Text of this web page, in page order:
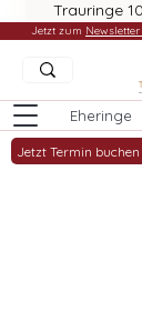
Trauringe
Eheringe
Jetzt Termin buchen
Jetzt zum